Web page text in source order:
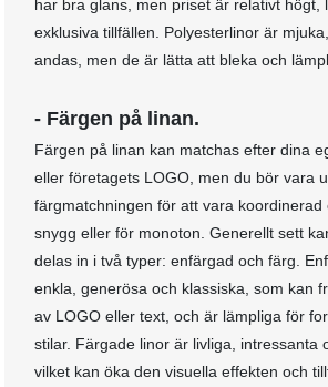
har bra glans, men priset är relativt högt,
exklusiva tillfällen. Polyesterlinor är
andas, men de är lätta att bleka och
- Färgen på linan.
Färgen på linan kan matchas efter dina
eller företagets LOGO, men du bör vara
färgmatchningen för att vara koordinerad
snygg eller för monoton. Generellt sett
delas in i två typer: enfärgad och färg.
enkla, generösa och klassiska, som kan
av LOGO eller text, och är lämpliga för
stilar. Färgade linor är livliga, intressanta
vilket kan öka den visuella effekten och